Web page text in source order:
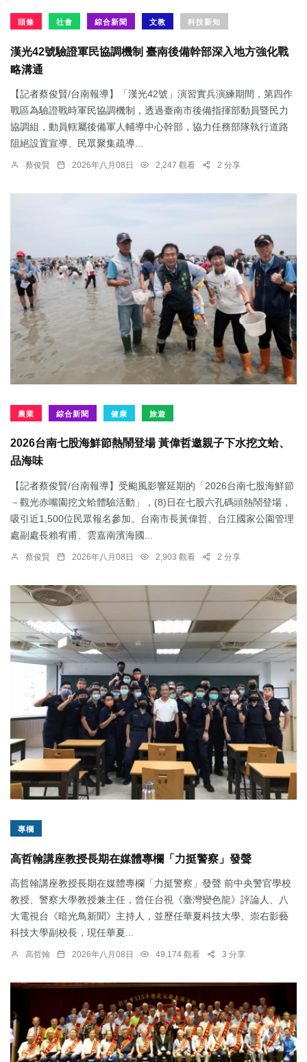
頭條 社會 綜合新聞 文教 科技新知
漢光42號驗證軍民協調機制 臺南後備幹部深入地方強化戰
略溝通
【記者蔡俊賢/台南報導】「漢光42號」演習實兵演練期間，第四作
戰區為驗證戰時軍民協調機制，透過臺南市後備指揮部動員暨民力
協調組，動員轄屬後備軍人輔導中心幹部，協力任務部隊執行道路
阻絕設置宣導、民眾聚集疏導...
蔡俊賢 2026年八月08日 2,247 觀看 2 分享
農業 綜合新聞 健康 旅遊
2026台南七股海鮮節熱鬧登場 黃偉哲邀親子下水挖文蛤、
品海味
【記者蔡俊賢/台南報導】受颱風影響延期的「2026台南七股海鮮節
－觀光赤嘴園挖文蛤體驗活動」，(8)日在七股六孔碼頭熱鬧登場，
吸引近1,500位民眾報名參加。台南市長黃偉哲、台江國家公園管理
處副處長賴宥甫、雲嘉南濱海國...
蔡俊賢 2026年八月08日 2,903 觀看 2 分享
專欄
高哲翰講座教授長期在媒體專欄「力挺警察」發聲
高哲翰講座教授長期在媒體專欄「力挺警察」發聲 前中央警官學校
教授、警察大學教授兼主任，曾任台視《臺灣變色龍》評論人、八
大電視台《暗光鳥新聞》主持人，並歷任華夏科技大學、崇右影藝
科技大學副校長，現任華夏...
高哲翰 2026年八月08日 49,174 觀看 3 分享